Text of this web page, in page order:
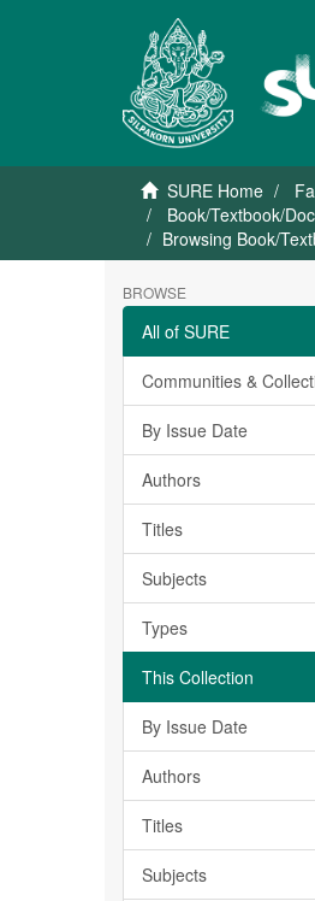
SURE Home
Book/Textbook/
Browsing Book/
BROWSE
All of SURE
Communities &
By Issue Date
Authors
Titles
Subjects
Types
This Collection
By Issue Date
Authors
Titles
Subjects